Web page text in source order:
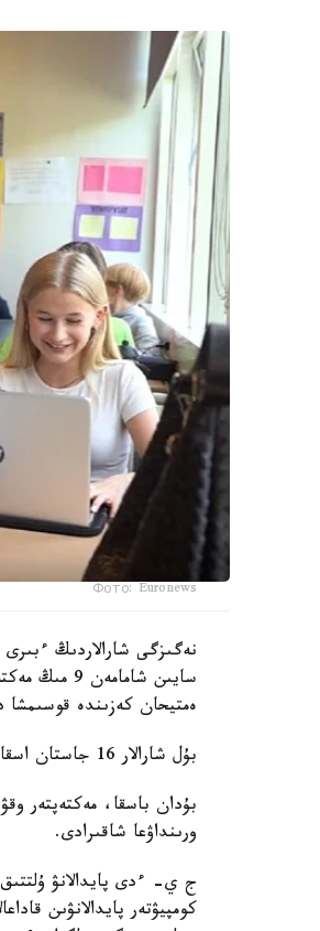
Фото: Euronews
نەگىزگى شارالاردىڭ
سايىن
ەمتيحان كەزىندە قوسىمشا
بۇل شارالار 16 جاستان اسقان ورتا مەكتەپ وقۋشىلارىنا قاتىستى بولادى.
بۇدان باسقا، مەكتەپتەر
ورىنداۋعا شاقىرادى.
ج ي- ءدى پايدالانۋ ۇلتتىق
كومپيۋتەر پايدالانۋىن